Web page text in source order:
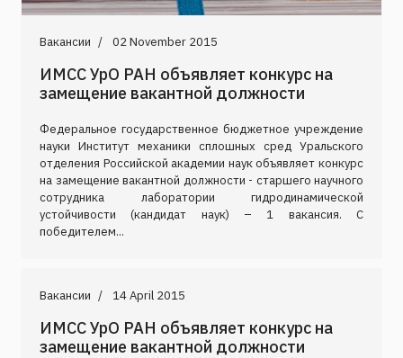
Вакансии 02 November 2015
ИМСС УрО РАН объявляет конкурс на
замещение вакантной должности
Федеральное государственное бюджетное учреждение
науки Институт механики сплошных сред Уральского
отделения Российской академии наук объявляет конкурс
на замещение вакантной должности - старшего научного
сотрудника лаборатории гидродинамической
устойчивости (кандидат наук) – 1 вакансия. C
победителем...
Вакансии 14 April 2015
ИМСС УрО РАН объявляет конкурс на
замещение вакантной должности